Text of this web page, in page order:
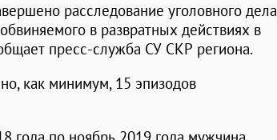
расследование уголовного дела
в развратных действиях в
пресс-служба СУ СКР региона.
как минимум, 15 эпизодов